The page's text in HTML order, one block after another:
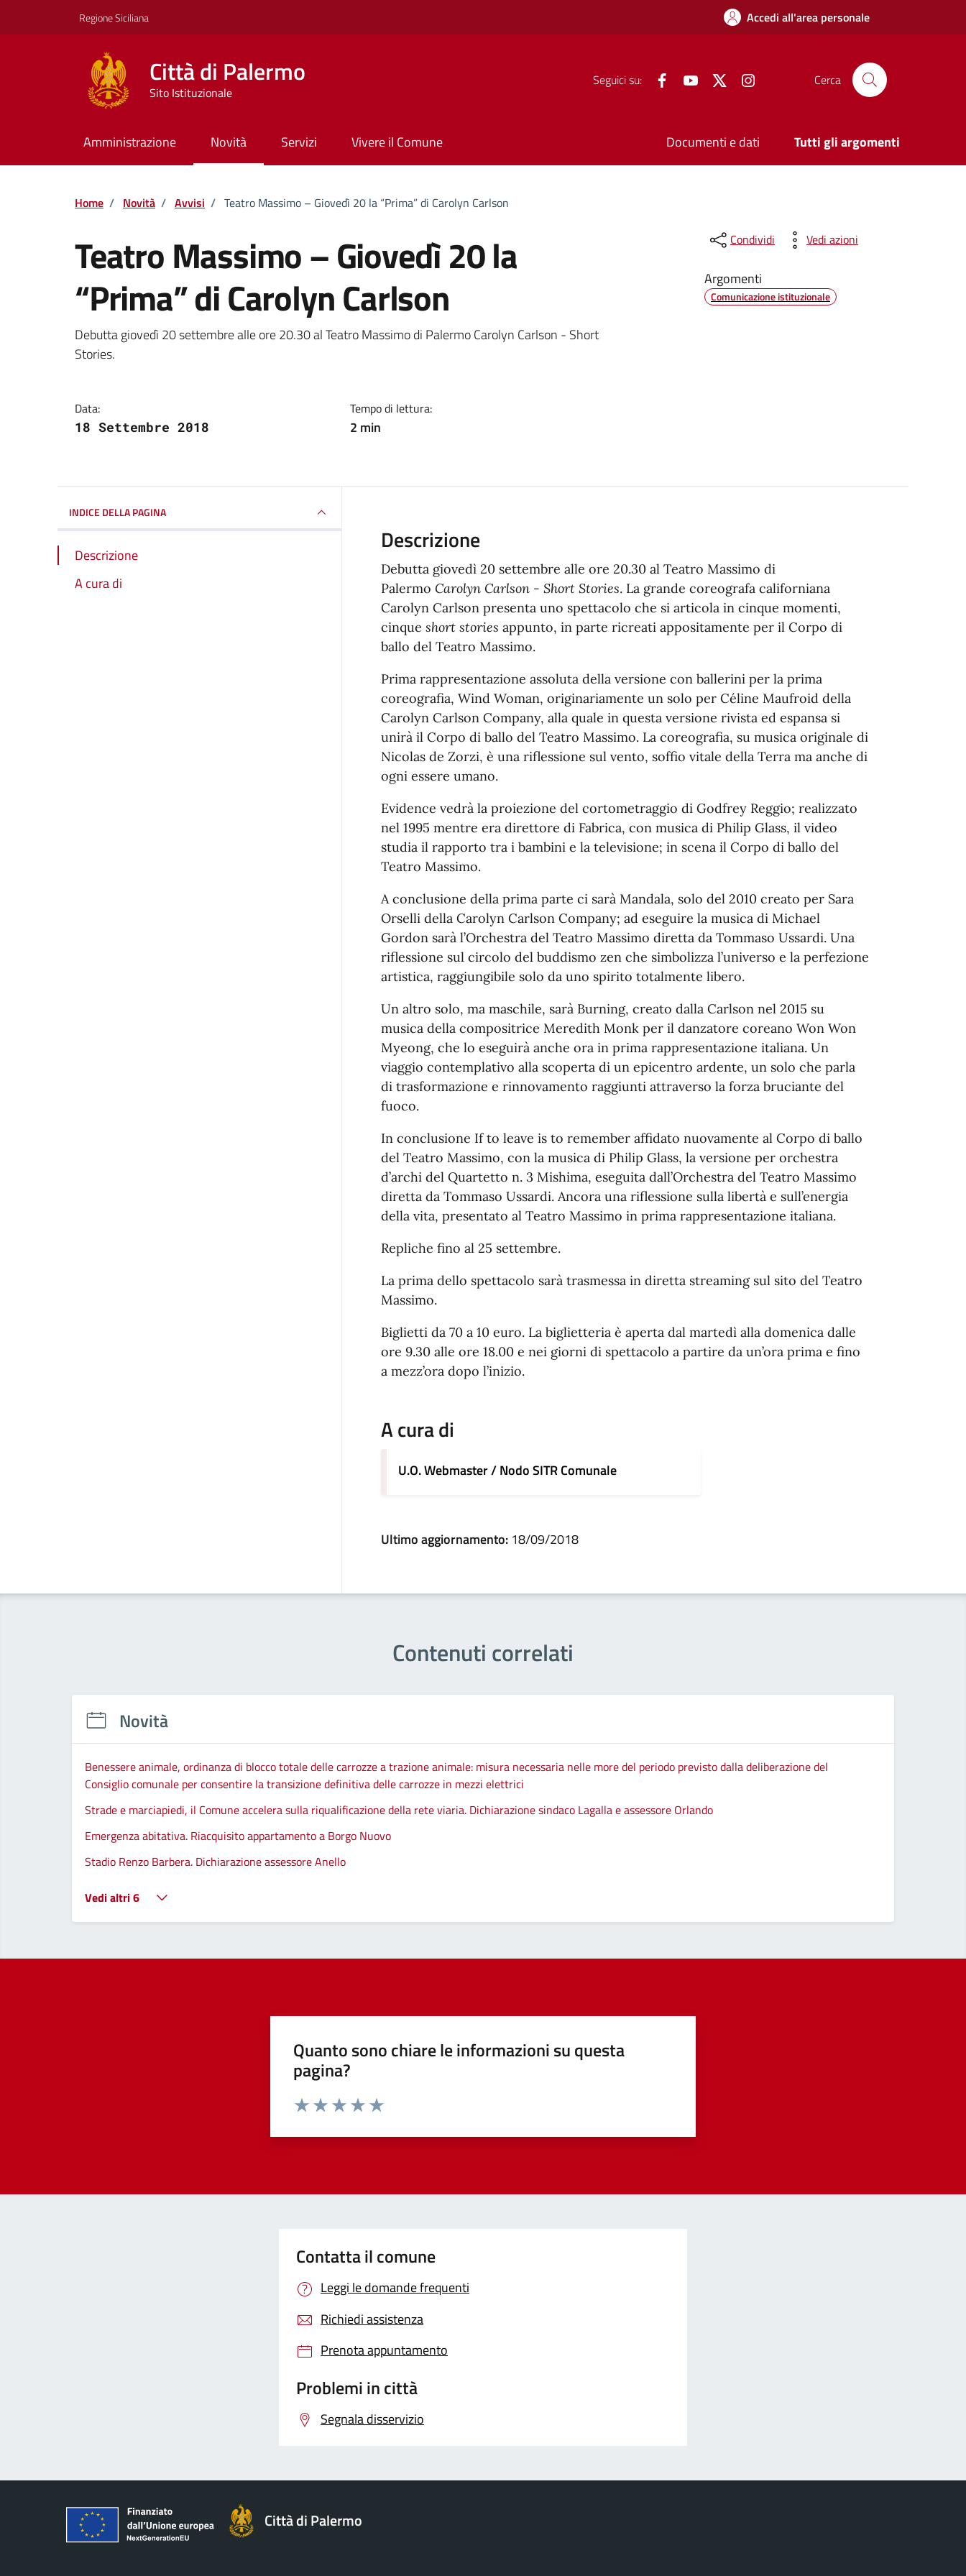
Regione Siciliana Accedi all'area personale
Città di Palermo
Sito Istituzionale
Seguici su: FacebookYouTube Twitter Cerca
Amministrazione Novità Servizi Vivere il Comune Documenti e dati Tutti gli argomenti
Home / Novità / Avvisi / Teatro Massimo – Giovedì 20 la “Prima” di Carolyn Carlson
Teatro Massimo – Giovedì 20 la
“Prima” di Carolyn Carlson
Dettagli della notizia
Debutta giovedì 20 settembre alle ore 20.30 al Teatro Massimo di Palermo Carolyn Carlson - Short
Stories.
Data:
18 Settembre 2018
Tempo di lettura:
2 min
Condividi Vedi azioni
Argomenti
Comunicazione istituzionale
INDICE DELLA PAGINA
Descrizione
A cura di
Descrizione
Debutta giovedì 20 settembre alle ore 20.30 al Teatro Massimo di
Palermo Carolyn Carlson - Short Stories. La grande coreografa californiana
Carolyn Carlson presenta uno spettacolo che si articola in cinque momenti,
cinque short stories appunto, in parte ricreati appositamente per il Corpo di
ballo del Teatro Massimo.
Prima rappresentazione assoluta della versione con ballerini per la prima
coreografia, Wind Woman, originariamente un solo per Céline Maufroid della
Carolyn Carlson Company, alla quale in questa versione rivista ed espansa si
unirà il Corpo di ballo del Teatro Massimo. La coreografia, su musica originale di
Nicolas de Zorzi, è una riflessione sul vento, soffio vitale della Terra ma anche di
ogni essere umano.
Evidence vedrà la proiezione del cortometraggio di Godfrey Reggio; realizzato
nel 1995 mentre era direttore di Fabrica, con musica di Philip Glass, il video
studia il rapporto tra i bambini e la televisione; in scena il Corpo di ballo del
Teatro Massimo.
A conclusione della prima parte ci sarà Mandala, solo del 2010 creato per Sara
Orselli della Carolyn Carlson Company; ad eseguire la musica di Michael
Gordon sarà l’Orchestra del Teatro Massimo diretta da Tommaso Ussardi. Una
riflessione sul circolo del buddismo zen che simbolizza l’universo e la perfezione
artistica, raggiungibile solo da uno spirito totalmente libero.
Un altro solo, ma maschile, sarà Burning, creato dalla Carlson nel 2015 su
musica della compositrice Meredith Monk per il danzatore coreano Won Won
Myeong, che lo eseguirà anche ora in prima rappresentazione italiana. Un
viaggio contemplativo alla scoperta di un epicentro ardente, un solo che parla
di trasformazione e rinnovamento raggiunti attraverso la forza bruciante del
fuoco.
In conclusione If to leave is to remember affidato nuovamente al Corpo di ballo
del Teatro Massimo, con la musica di Philip Glass, la versione per orchestra
d’archi del Quartetto n. 3 Mishima, eseguita dall’Orchestra del Teatro Massimo
diretta da Tommaso Ussardi. Ancora una riflessione sulla libertà e sull’energia
della vita, presentato al Teatro Massimo in prima rappresentazione italiana.
Repliche fino al 25 settembre.
La prima dello spettacolo sarà trasmessa in diretta streaming sul sito del Teatro
Massimo.
Biglietti da 70 a 10 euro. La biglietteria è aperta dal martedì alla domenica dalle
ore 9.30 alle ore 18.00 e nei giorni di spettacolo a partire da un’ora prima e fino
a mezz’ora dopo l’inizio.
A cura di
U.O. Webmaster / Nodo SITR Comunale
Ultimo aggiornamento: 18/09/2018
Contenuti correlati
Novità
Benessere animale, ordinanza di blocco totale delle carrozze a trazione animale: misura necessaria nelle more del periodo previsto dalla deliberazione del
Consiglio comunale per consentire la transizione definitiva delle carrozze in mezzi elettrici
Strade e marciapiedi, il Comune accelera sulla riqualificazione della rete viaria. Dichiarazione sindaco Lagalla e assessore Orlando
Emergenza abitativa. Riacquisito appartamento a Borgo Nuovo
Stadio Renzo Barbera. Dichiarazione assessore Anello
Vedi altri 6
Quanto sono chiare le informazioni su questa
pagina?
Contatta il comune
Leggi le domande frequenti
Richiedi assistenza
Prenota appuntamento
Problemi in città
Segnala disservizio
Città di Palermo